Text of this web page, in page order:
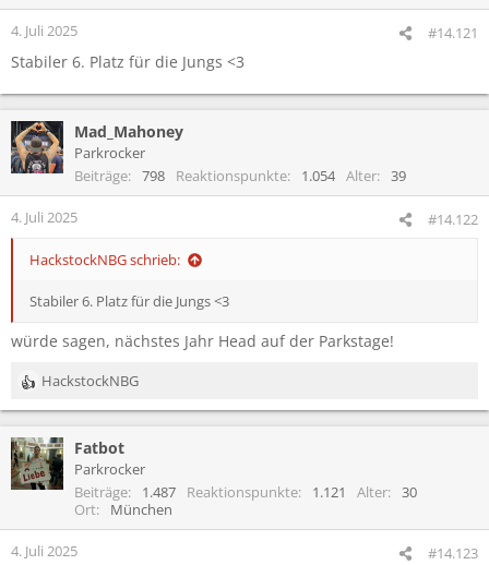
4. Juli 2025 #14.121
Stabiler 6. Platz für die Jungs <3
Mad_Mahoney
Parkrocker
Beiträge
798 Reaktionspunkte 1.054 Alter 39
4. Juli 2025 #14.122
HackstockNBG schrieb:
Stabiler 6. Platz für die Jungs <3
würde sagen, nächstes Jahr Head auf der Parkstage!
R
e
k
t
i
n
HackstockNBG
Fatbot
Parkrocker
Beiträge
1.487 Reaktionspunkte 1.121 Alter
30
Ort
München
4. Juli 2025 #14.123